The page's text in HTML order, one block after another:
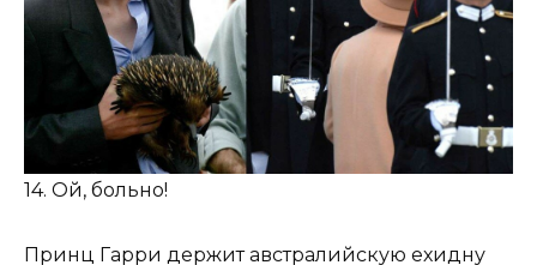
14. Ой, больно!
Принц Гарри держит австралийскую ехидну